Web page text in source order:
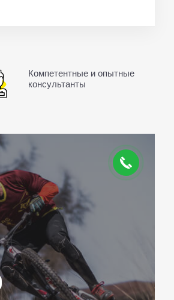
Компетентные и опытные
консультанты